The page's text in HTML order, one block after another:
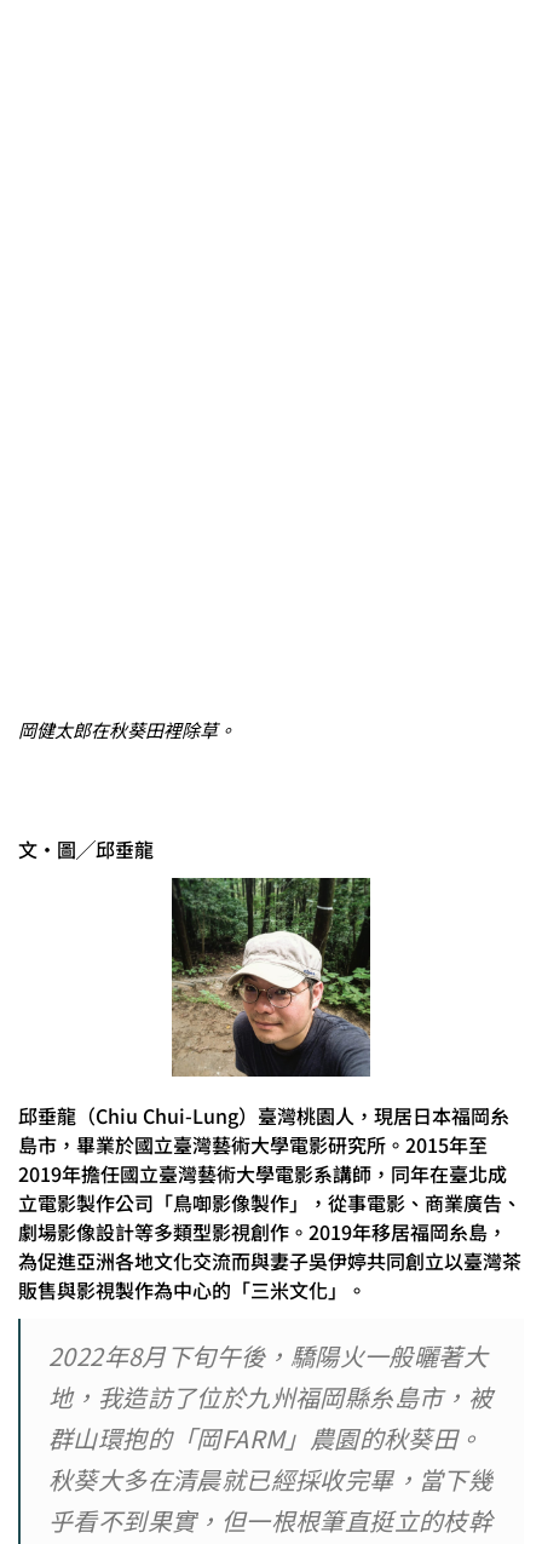
岡健太郎在秋葵田裡除草。
文‧圖╱邱垂龍
邱垂龍（Chiu Chui-Lung）臺灣桃園人，現居日本福岡糸
島市，畢業於國立臺灣藝術大學電影研究所。2015年至
2019年擔任國立臺灣藝術大學電影系講師，同年在臺北成
立電影製作公司「鳥啣影像製作」，從事電影、商業廣告、
劇場影像設計等多類型影視創作。2019年移居福岡糸島，
為促進亞洲各地文化交流而與妻子吳伊婷共同創立以臺灣茶
販售與影視製作為中心的「三米文化」。
2022年8月下旬午後，驕陽火一般曬著大
地，我造訪了位於九州福岡縣糸島市，被
群山環抱的「岡FARM」農園的秋葵田。
秋葵大多在清晨就已經採收完畢，當下幾
乎看不到果實，但一根根筆直挺立的枝幹